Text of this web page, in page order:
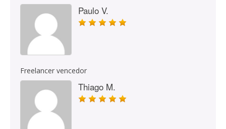
Paulo V.
Freelancer vencedor
Thiago M.